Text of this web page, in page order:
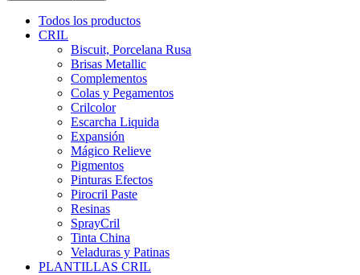
Todos los productos
CRIL
Biscuit, Porcelana Rusa
Brisas Metallic
Complementos
Colas y Pegamentos
Crilcolor
Escarcha Liquida
Expansión
Mágico Relieve
Pigmentos
Pinturas Efectos
Pirocril Paste
Resinas
SprayCril
Tinta China
Veladuras y Patinas
PLANTILLAS CRIL